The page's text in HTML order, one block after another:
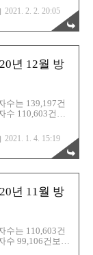
글 애드센스 미
람도 많고, 스킨
그 관리하는데 많
스토리에 조금
가 바뀌면서 썸
속 설정이 변경
로 변경되는 등
CSS, JS를
스킨이 변화에
았겠지만 그렇
스킨변경의 가장
서 썸네일에 문
2021. 2. 2. 20:05
년 12월 방
수는 139,197건
수 110,603건보
네이버
0.64% 로 다음,
다. 다음/네이버
12월 한달동안
유입 통계자료를
스토리 블로그
) 2. 네이버 애널
블로그 2020년
토리 블로그
:
3488 ▷ 티스..
2021. 1. 4. 15:19
년 11월 방
수는 110,603건
수 99,106건보다